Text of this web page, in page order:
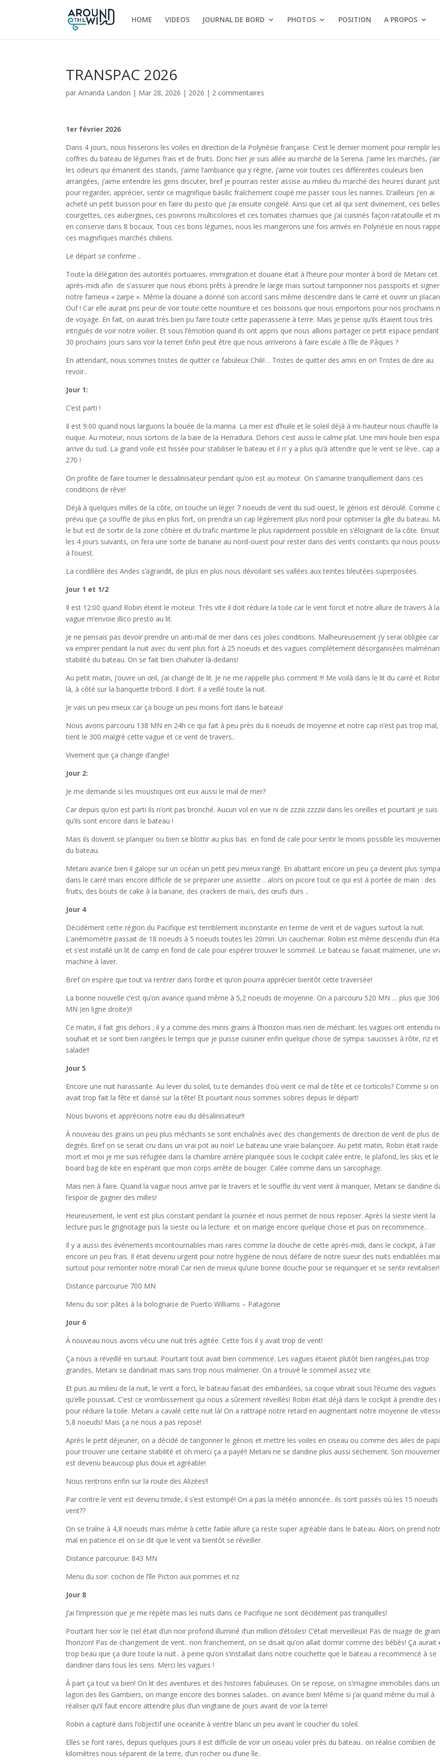
HOME VIDEOS JOURNAL DE BORD PHOTOS POSITION A PROPOS
TRANSPAC 2026
parAmanda Landon | Mar 28, 2026 | 2026 | 2 commentaires
1er février 2026
Dans 4 jours, nous hisserons les voiles en direction de la Polynésie française. C’est le dernier moment pour remplir les
coffres du bateau de légumes frais et de fruits. Donc hier je suis allée au marché de la Serena. J’aime les marchés,
les odeurs qui émanent des stands, j’aime l’ambiance qui y règne, j’aime voir toutes ces différentes couleurs bien
arrangées, j’aime entendre les gens discuter, bref je pourrais rester assise au milieu du marché des heures durant
pour regarder, apprécier, sentir ce magnifique basilic fraîchement coupé me passer sous les narines. D’ailleurs j’en ai
acheté un petit buisson pour en faire du pesto que j’ai ensuite congelé. Ainsi que cet ail qui sent divinement, ces belles
courgettes, ces aubergines, ces poivrons multicolores et ces tomates charnues que j’ai cuisinés façon ratatouille et
en conserve dans 8 bocaux. Tous ces bons légumes, nous les mangerons une fois arrivés en Polynésie en nous
ces magnifiques marchés chiliens.
Le départ se confirme ..
Toute la délégation des autorités portuaires, immigration et douane était à l’heure pour monter à bord de Metani cet
après-midi afin de s’assurer que nous étions prêts à prendre le large mais surtout tamponner nos passports et signer
notre fameux « zarpe ». Même la douane a donné son accord sans même descendre dans le carré et ouvrir un
Ouf ! Car elle aurait pris peur de voir toute cette nourriture et ces boissons que nous emportons pour nos prochains
de voyage. En fait, on aurait très bien pu faire toute cette paperasserie à terre. Mais je pense qu’ils étaient tous très
intrigués de voir notre voilier. Et sous l’émotion quand ils ont appris que nous allions partager ce petit espace pendant
30 prochains jours sans voir la terre!! Enfin peut être que nous arriverons à faire escale à l’île de Pâques ?
En attendant, nous sommes tristes de quitter ce fabuleux Chili!… Tristes de quitter des amis en or! Tristes de dire au
revoir..
Jour 1:
C’est parti !
Il est 9:00 quand nous larguons la bouée de la marina. La mer est d’huile et le soleil déjà à mi-hauteur nous chauffe la
nuque. Au moteur, nous sortons de la baie de la Herradura. Dehors c’est aussi le calme plat. Une mini houle bien
arrive du sud. La grand voile est hissée pour stabiliser le bateau et il n’ y a plus qu’à attendre que le vent se lève.. cap
270 !
On profite de faire tourner le dessalinisateur pendant qu’on est au moteur. On s’amarine tranquillement dans ces
conditions de rêve!
Déjà à quelques milles de la côte, on touche un léger 7 noeuds de vent du sud-ouest, le génois est déroulé. Comme
prévu que ça souffle de plus en plus fort, on prendra un cap légèrement plus nord pour optimiser la gîte du bateau.
le but est de sortir de la zone côtière et du trafic maritime le plus rapidement possible en s’éloignant de la côte.
les 4 jours suivants, on fera une sorte de banane au nord-ouest pour rester dans des vents constants qui nous
à l’ouest.
La cordillère des Andes s’agrandit, de plus en plus nous dévoilant ses vallées aux teintes bleutées superposées.
Jour 1 et 1/2
Il est 12:00 quand Robin éteint le moteur. Très vite il doit réduire la toile car le vent forcit et notre allure de travers à la
vague m’envoie illico presto au lit.
Je ne pensais pas devoir prendre un anti-mal de mer dans ces jolies conditions. Malheureusement j’y serai obligée car
va empirer pendant la nuit avec du vent plus fort à 25 noeuds et des vagues complètement désorganisées
stabilité du bateau. On se fait bien chahuter là-dedans!
Au petit matin, j’ouvre un œil, j’ai changé de lit. Je ne me rappelle plus comment !!! Me voilà dans le lit du carré et
là, à côté sur la banquette tribord. Il dort. Il a veillé toute la nuit.
Je vais un peu mieux car ça bouge un peu moins fort dans le bateau!
Nous avons parcouru 138 MN en 24h ce qui fait à peu près du 6 noeuds de moyenne et notre cap n’est pas trop
tient le 300 malgré cette vague et ce vent de travers..
Vivement que ça change d’angle!
Jour 2:
Je me demande si les moustiques ont eux aussi le mal de mer?
Car depuis qu’on est parti ils n’ont pas bronché. Aucun vol en vue ni de zzziii zzzziii dans les oreilles et pourtant je suis
qu’ils sont encore dans le bateau !
Mais ils doivent se planquer ou bien se blottir au plus bas en fond de cale pour sentir le moins possible les
du bateau.
Metani avance bien il galope sur un océan un petit peu mieux rangé. En abattant encore un peu ça devient plus sympa
dans le carré mais encore difficile de se préparer une assiette .. alors on picore tout ce qui est à portée de main : des
fruits, des bouts de cake à la banane, des crackers de maïs, des œufs durs ..
Jour 4
Décidément cette région du Pacifique est terriblement inconstante en terme de vent et de vagues surtout la nuit.
L’anémomètre passait de 18 noeuds à 5 noeuds toutes les 20min. Un cauchemar. Robin est même descendu d’un
et s’est installé un lit de camp en fond de cale pour espérer trouver le sommeil. Le bateau se faisait malmener, une
machine à laver.
Bref on espère que tout va rentrer dans l’ordre et qu’on pourra apprécier bientôt cette traversée!
La bonne nouvelle c’est qu’on avance quand même à 5,2 noeuds de moyenne. On a parcouru 520 MN … plus que
MN (en ligne droite)!!
Ce matin, il fait gris dehors ; il y a comme des minis grains à l’horizon mais rien de méchant. les vagues ont entendu
souhait et se sont bien rangées le temps que je puisse cuisiner enfin quelque chose de sympa: saucisses à rôtir, riz et
salade!!
Jour 5
Encore une nuit harassante. Au lever du soleil, tu te demandes d’où vient ce mal de tête et ce torticolis? Comme si on
avait trop fait la fête et dansé sur la tête! Et pourtant nous sommes sobres depuis le départ!
Nous buvons et apprécions notre eau du désalinisateur!!
À nouveau des grains un peu plus méchants se sont enchaînés avec des changements de direction de vent de plus
degrés. Bref on se serait cru dans un vrai pot au noir! Le bateau une vraie balançoire. Au petit matin, Robin était raide
mort et moi je me suis réfugiée dans la chambre arrière planquée sous le cockpit calée entre, le plafond, les skis et le
board bag de kite en espérant que mon corps arrête de bouger. Calée comme dans un sarcophage.
Mais rien à faire. Quand la vague nous arrive par le travers et le souffle du vent vient à manquer, Metani se dandine
l’espoir de gagner des milles!
Heureusement, le vent est plus constant pendant la journée et nous permet de nous reposer. Après la sieste vient la
lecture puis le grignotage puis la sieste ou la lecture et on mange encore quelque chose et puis on recommence..
Il y a aussi des événements incontournables mais rares comme la douche de cette après-midi, dans le cockpit, à l’air
encore un peu frais. Il était devenu urgent pour notre hygiène de nous défaire de notre sueur des nuits endiablées
surtout pour remonter notre moral! Car rien de mieux qu’une bonne douche pour se requinquer et se sentir revitaliser!
Distance parcourue 700 MN
Menu du soir: pâtes à la bolognaise de Puerto Williams – Patagonie
Jour 6
À nouveau nous avons vécu une nuit très agitée. Cette fois il y avait trop de vent!
Ça nous a réveillé en sursaut. Pourtant tout avait bien commencé. Les vagues étaient plutôt bien rangées,pas trop
grandes, Metani se dandinait mais sans trop nous malmener. On a trouvé le sommeil assez vite.
Et puis au milieu de la nuit, le vent a forci, le bateau faisait des embardées, sa coque vibrait sous l’écume des vagues
qu’elle poussait. C’est ce vrombissement qui nous a sûrement réveillés! Robin était déjà dans le cockpit à prendre des
pour réduire la toile. Metani a cavalé cette nuit là! On a rattrapé notre retard en augmentant notre moyenne de
5,8 noeuds! Mais ça ne nous a pas reposé!
Après le petit déjeuner, on a décidé de tangonner le génois et mettre les voiles en ciseau ou comme des ailes de
pour trouver une certaine stabilité et oh merci ça a payé!! Metani ne se dandine plus aussi sèchement. Son
est devenu beaucoup plus doux et agréable!
Nous rentrons enfin sur la route des Alizées!!
Par contre le vent est devenu timide, il s’est estompé! On a pas la météo annoncée.. ils sont passés où les 15 noeuds
vent??
On se traîne à 4,8 noeuds mais même à cette faible allure ça reste super agréable dans le bateau. Alors on prend
mal en patience et on se dit que le vent va bientôt se réveiller.
Distance parcourue: 843 MN
Menu du soir: cochon de l’île Picton aux pommes et riz
Jour 8
J’ai l’impression que je me répète mais les nuits dans ce Pacifique ne sont décidément pas tranquilles!
Pourtant hier soir le ciel était d’un noir profond illuminé d’un million d’étoiles! C’était merveilleux! Pas de nuage de
l’horizon! Pas de changement de vent.. non franchement, on se disait qu’on allait dormir comme des bébés! Ça aurait
trop beau que ça dure toute la nuit.. à peine qu’on s’installait dans notre couchette que le bateau a recommencé à se
dandiner dans tous les sens. Merci les vagues !
À part ça tout va bien! On lit des aventures et des histoires fabuleuses. On se repose, on s’imagine immobiles dans un
lagon des îles Gambiers, on mange encore des bonnes salades.. on avance bien! Même si j’ai quand même du mal à
réaliser qu’il faut encore attendre plus d’un vingtaine de jours avant de voir la terre!
Robin a capturé dans l’objectif une oceanite à ventre blanc un peu avant le coucher du soleil.
Elles se font rares, depuis quelques jours il est difficile de voir un oiseau voler près du bateau.. on réalise combien de
kilomètres nous séparent de la terre, d’un rocher ou d’une île..